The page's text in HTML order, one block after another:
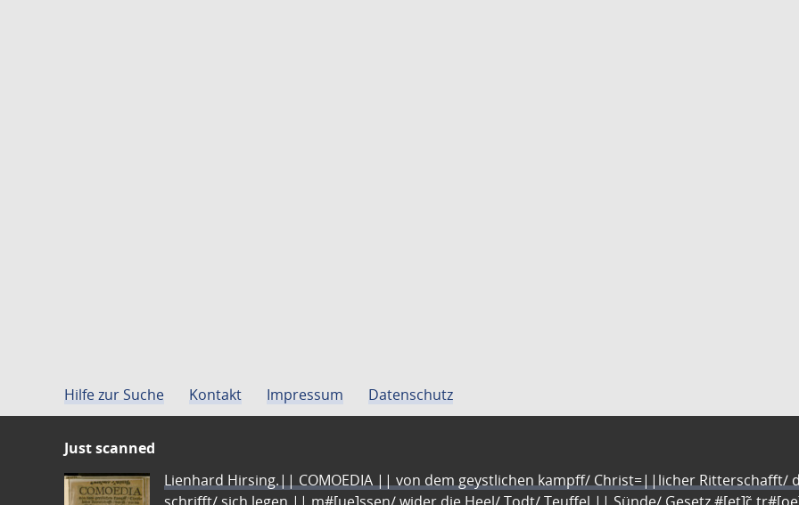
Hilfe zur Suche Kontakt Impressum Datenschutz
Just scanned
Lienhard Hirsing.|| COMOEDIA || von dem geystlichen kampff/ Christ=||licher Ritterschafft/